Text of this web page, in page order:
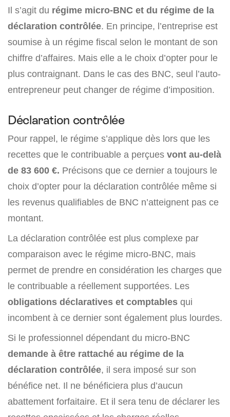
Il s’agit du régime micro-BNC et du régime de la
déclaration contrôlée. En principe, l’entreprise est
soumise à un régime fiscal selon le montant de son
chiffre d’affaires. Mais elle a le choix d’opter pour le
plus contraignant. Dans le cas des BNC, seul l’auto-
entrepreneur peut changer de régime d’imposition.
Déclaration contrôlée
Pour rappel, le régime s’applique dès lors que les
recettes que le contribuable a perçues vont au-delà
de 83 600 €. Précisons que ce dernier a toujours le
choix d’opter pour la déclaration contrôlée même si
les revenus qualifiables de BNC n’atteignent pas ce
montant.
La déclaration contrôlée est plus complexe par
comparaison avec le régime micro-BNC, mais
permet de prendre en considération les charges que
le contribuable a réellement supportées. Les
obligations déclaratives et comptables qui
incombent à ce dernier sont également plus lourdes.
Si le professionnel dépendant du micro-BNC
demande à être rattaché au régime de la
déclaration contrôlée, il sera imposé sur son
bénéfice net. Il ne bénéficiera plus d’aucun
abattement forfaitaire. Et il sera tenu de déclarer les